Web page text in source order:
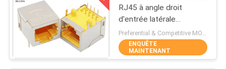
AU
SUJET
13
RJ45 à angle droit
d'entrée latérale
adaptateur de 90 degrésPreferential & Competitive MOQ:3000
ENQUÊTE
MAINTENANT